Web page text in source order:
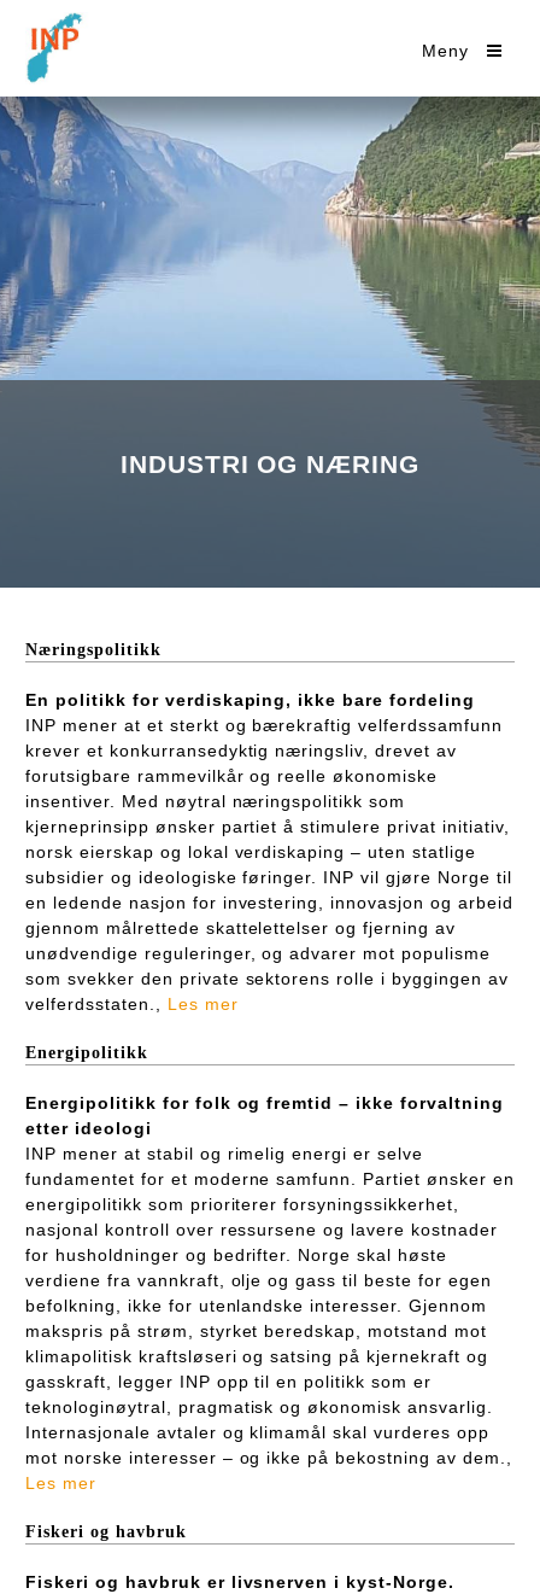
Meny
INDUSTRI OG NÆRING
Næringspolitikk
En politikk for verdiskaping, ikke bare fordeling
INP mener at et sterkt og bærekraftig velferdssamfunn
krever et konkurransedyktig næringsliv, drevet av
forutsigbare rammevilkår og reelle økonomiske
insentiver. Med nøytral næringspolitikk som
kjerneprinsipp ønsker partiet å stimulere privat initiativ,
norsk eierskap og lokal verdiskaping – uten statlige
subsidier og ideologiske føringer. INP vil gjøre Norge til
en ledende nasjon for investering, innovasjon og arbeid
gjennom målrettede skattelettelser og fjerning av
unødvendige reguleringer, og advarer mot populisme
som svekker den private sektorens rolle i byggingen av
velferdsstaten., Les mer
Energipolitikk
Energipolitikk for folk og fremtid – ikke forvaltning
etter ideologi
INP mener at stabil og rimelig energi er selve
fundamentet for et moderne samfunn. Partiet ønsker en
energipolitikk som prioriterer forsyningssikkerhet,
nasjonal kontroll over ressursene og lavere kostnader
for husholdninger og bedrifter. Norge skal høste
verdiene fra vannkraft, olje og gass til beste for egen
befolkning, ikke for utenlandske interesser. Gjennom
makspris på strøm, styrket beredskap, motstand mot
klimapolitisk kraftsløseri og satsing på kjernekraft og
gasskraft, legger INP opp til en politikk som er
teknologinøytral, pragmatisk og økonomisk ansvarlig.
Internasjonale avtaler og klimamål skal vurderes opp
mot norske interesser – og ikke på bekostning av dem.,
Les mer
Fiskeri og havbruk
Fiskeri og havbruk er livsnerven i kyst-Norge.